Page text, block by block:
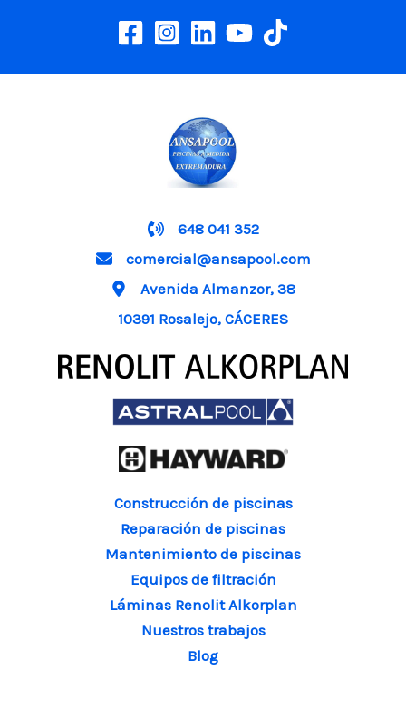
648 041 352
comercial@ansapool.com
Avenida Almanzor, 38
10391 Rosalejo, CÁCERES
Construcción de piscinas
Reparación de piscinas
Mantenimiento de piscinas
Equipos de filtración
Láminas Renolit Alkorplan
Nuestros trabajos
Blog